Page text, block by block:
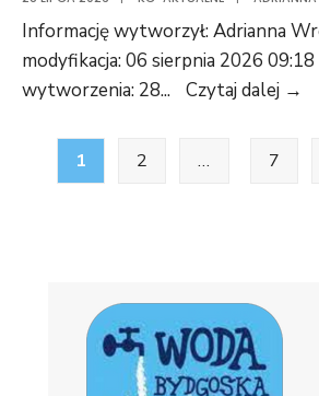
15/
14/3,
13/3,
6/3
0039”
Informację wytworzył: Adrianna
modyfikacja: 06 sierpnia 2026
wytworzenia: 28... Czytaj dalej →
Stronicowanie
wpisów
1 2 … 7